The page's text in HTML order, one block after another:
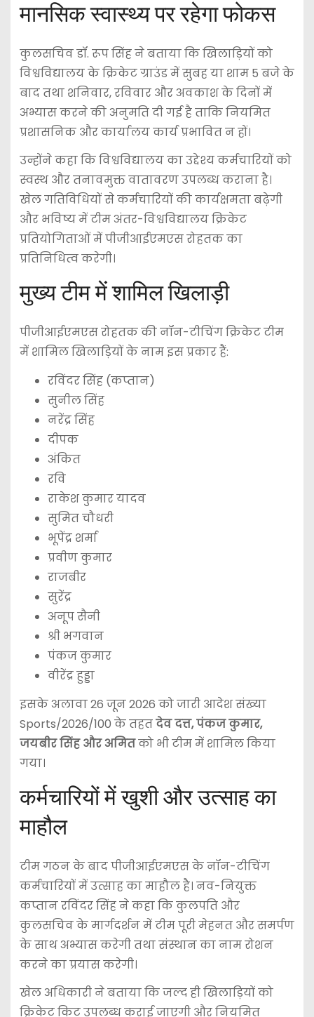
मानसिक स्वास्थ्य पर रहेगा फोकस
कुलसचिव डॉ. रूप सिंह ने बताया कि खिलाड़ियों को
विश्वविद्यालय के क्रिकेट ग्राउंड में सुबह या शाम 5 बजे के
बाद तथा शनिवार, रविवार और अवकाश के दिनों में
अभ्यास करने की अनुमति दी गई है ताकि नियमित
प्रशासनिक और कार्यालय कार्य प्रभावित न हों।
उन्होंने कहा कि विश्वविद्यालय का उद्देश्य कर्मचारियों को
स्वस्थ और तनावमुक्त वातावरण उपलब्ध कराना है।
खेल गतिविधियों से कर्मचारियों की कार्यक्षमता बढ़ेगी
और भविष्य में टीम अंतर-विश्वविद्यालय क्रिकेट
प्रतियोगिताओं में पीजीआईएमएस रोहतक का
प्रतिनिधित्व करेगी।
मुख्य टीम में शामिल खिलाड़ी
पीजीआईएमएस रोहतक की नॉन-टीचिंग क्रिकेट टीम
में शामिल खिलाड़ियों के नाम इस प्रकार हैं:
रविंदर सिंह (कप्तान)
सुनील सिंह
नरेंद्र सिंह
दीपक
अंकित
रवि
राकेश कुमार यादव
सुमित चौधरी
भूपेंद्र शर्मा
प्रवीण कुमार
राजबीर
सुरेंद्र
अनूप सैनी
श्री भगवान
पंकज कुमार
वीरेंद्र हुड्डा
इसके अलावा 26 जून 2026 को जारी आदेश संख्या
Sports/2026/100 के तहतदेव दत्त, पंकज कुमार,
जयबीर सिंह और अमितको भी टीम में शामिल किया
गया।
कर्मचारियों में खुशी और उत्साह का
माहौल
टीम गठन के बाद पीजीआईएमएस के नॉन-टीचिंग
कर्मचारियों में उत्साह का माहौल है। नव-नियुक्त
कप्तान रविंदर सिंह ने कहा कि कुलपति और
कुलसचिव के मार्गदर्शन में टीम पूरी मेहनत और समर्पण
के साथ अभ्यास करेगी तथा संस्थान का नाम रोशन
करने का प्रयास करेगी।
खेल अधिकारी ने बताया कि जल्द ही खिलाड़ियों को
क्रिकेट किट उपलब्ध कराई जाएगी और नियमित